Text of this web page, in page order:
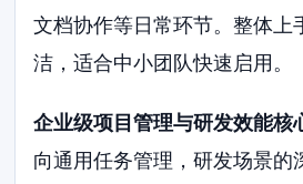
文档协作等日常环节。整体上
洁，适合中小团队快速启用。
企业级项目管理与研发效能核
向通用任务管理，研发场景的